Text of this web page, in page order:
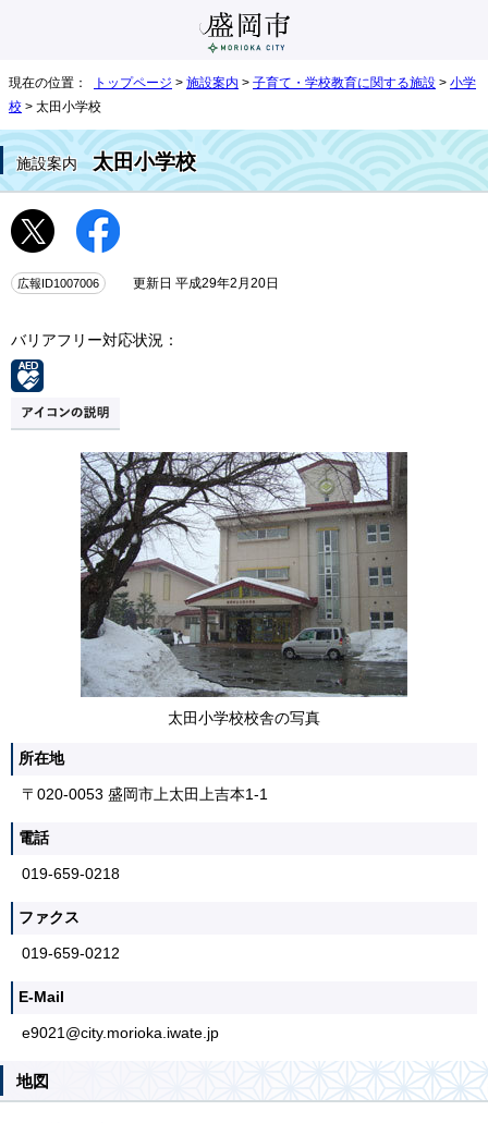
現在の位置： トップページ > 施設案内 > 子育て・学校教育に関する施設 > 小学
校 > 太田小学校
施設案内 太田小学校
広報ID1007006 更新日 平成29年2月20日
バリアフリー対応状況：
太田小学校校舎の写真
所在地
〒020-0053 盛岡市上太田上吉本1-1
電話
019-659-0218
ファクス
019-659-0212
E-Mail
e9021@city.morioka.iwate.jp
地図